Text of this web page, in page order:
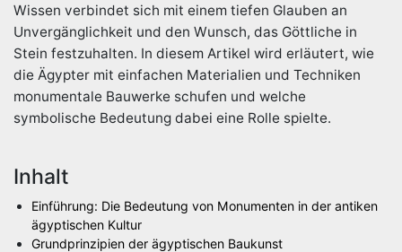
Wissen verbindet sich mit einem tiefen Glauben an
Unvergänglichkeit und den Wunsch, das Göttliche in
Stein festzuhalten. In diesem Artikel wird erläutert, wie
die Ägypter mit einfachen Materialien und Techniken
monumentale Bauwerke schufen und welche
symbolische Bedeutung dabei eine Rolle spielte.
Inhalt
Einführung: Die Bedeutung von Monumenten in der antiken
ägyptischen Kultur
Grundprinzipien der ägyptischen Baukunst